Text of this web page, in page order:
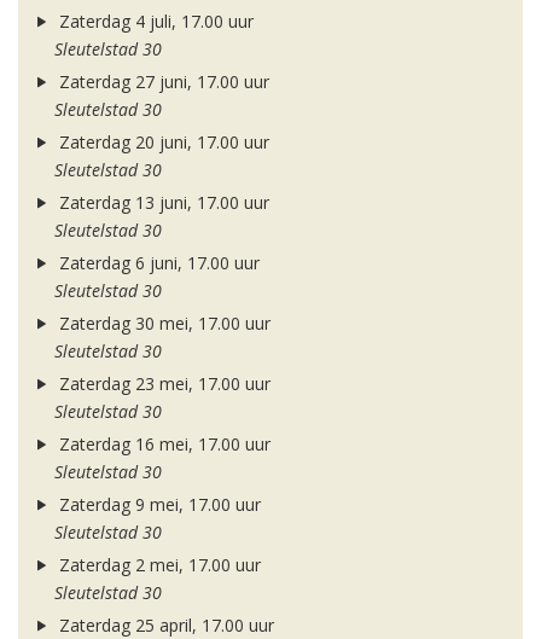
Zaterdag 4 juli, 17.00 uur
Sleutelstad 30
Zaterdag 27 juni, 17.00 uur
Sleutelstad 30
Zaterdag 20 juni, 17.00 uur
Sleutelstad 30
Zaterdag 13 juni, 17.00 uur
Sleutelstad 30
Zaterdag 6 juni, 17.00 uur
Sleutelstad 30
Zaterdag 30 mei, 17.00 uur
Sleutelstad 30
Zaterdag 23 mei, 17.00 uur
Sleutelstad 30
Zaterdag 16 mei, 17.00 uur
Sleutelstad 30
Zaterdag 9 mei, 17.00 uur
Sleutelstad 30
Zaterdag 2 mei, 17.00 uur
Sleutelstad 30
Zaterdag 25 april, 17.00 uur